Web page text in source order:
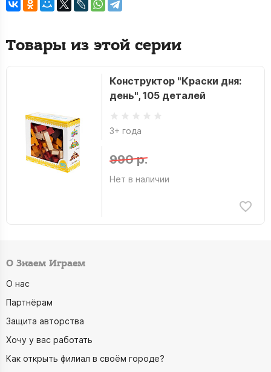
Товары из этой серии
Конструктор "Краски дня:
день", 105 деталей
3+ года
990 р.
Нет в наличии
О Знаем Играем
О нас
Партнёрам
Защита авторства
Хочу у вас работать
Как открыть филиал в своём городе?